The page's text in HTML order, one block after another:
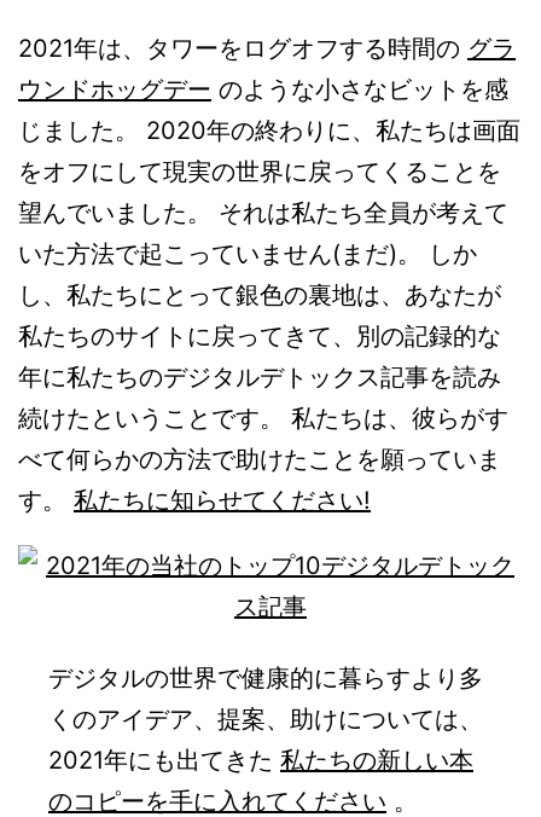
2021年は、タワーをログオフする時間の グラ
ウンドホッグデー のような小さなビットを感
じました。 2020年の終わりに、私たちは画面
をオフにして現実の世界に戻ってくることを
望んでいました。 それは私たち全員が考えて
いた方法で起こっていません(まだ)。 しか
し、私たちにとって銀色の裏地は、あなたが
私たちのサイトに戻ってきて、別の記録的な
年に私たちのデジタルデトックス記事を読み
続けたということです。 私たちは、彼らがす
べて何らかの方法で助けたことを願っていま
す。 私たちに知らせてください!
デジタルの世界で健康的に暮らすより多
くのアイデア、提案、助けについては、
2021年にも出てきた 私たちの新しい本
のコピーを手に入れてください 。